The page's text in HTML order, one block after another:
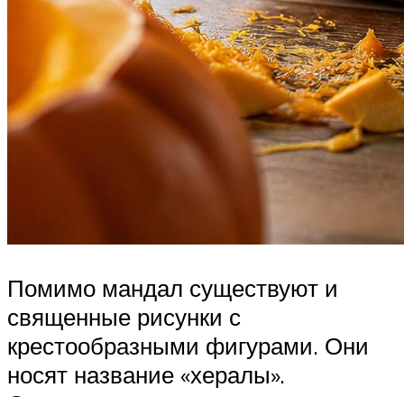
Помимо мандал существуют и
священные рисунки с
крестообразными фигурами. Они
носят название «хералы».